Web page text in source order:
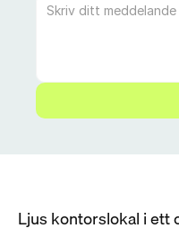
Ljus kontorslokal i ett